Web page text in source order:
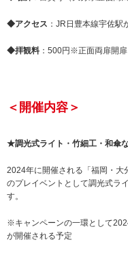
◆アクセス ：JR日豊本線宇佐駅
◆拝観料 ：500円※正面両扉開
＜開催内容＞
★調光式ライト・竹細工・和傘
2024年に開催される「福岡・大
のプレイベントとして調光式ラ
す。
※キャンペーンの一環として
が開催される予定